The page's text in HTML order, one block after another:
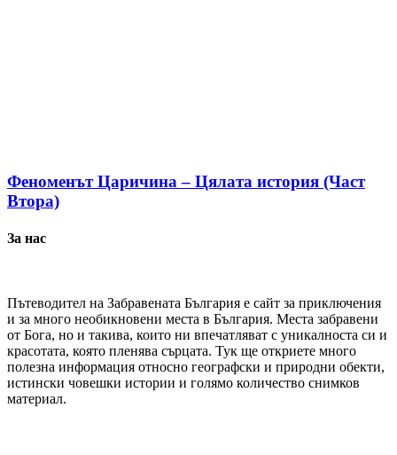
Феноменът Царичина – Цялата история (Част
Втора)
За нас
Пътеводител на Забравената България е сайт за приключения
и за много необикновени места в България. Места забравени
от Бога, но и такива, които ни впечатляват с уникалноста си и
красотата, която пленява сърцата. Тук ще откриете много
полезна информация относно географски и природни обекти,
истински човешки истории и голямо количество снимков
материал.